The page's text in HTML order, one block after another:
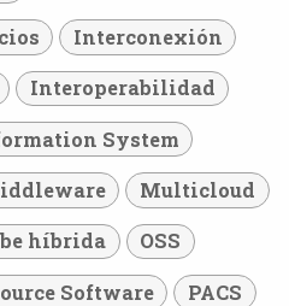
Interconexión
Interoperabilidad
System
Multicloud
híbrida OSS
Software PACS